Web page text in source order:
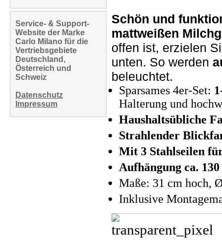
Service- & Support-
Website der Marke
Carlo Milano für die
Vertriebsgebiete
Deutschland,
Österreich und
Schweiz
Datenschutz
Impressum
Schön und
mattweißen
offen ist, erzielen
unten. So werden
beleuchtet.
Sparsames 4er-Set:
Halterung und
Haushaltsübliche
Strahlender
Mit 3 Stahlseilen
Aufhängung ca.
Maße: 31 cm hoch,
Inklusive